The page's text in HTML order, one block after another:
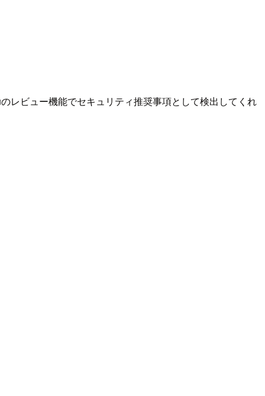
レビュー機能でセキュリティ推奨事項として検出してくれ